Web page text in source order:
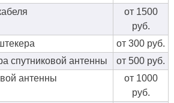
от 1500
руб.
от 300 руб.
спутниковой антенны
от 500 руб.
антенны
от 1000
руб.